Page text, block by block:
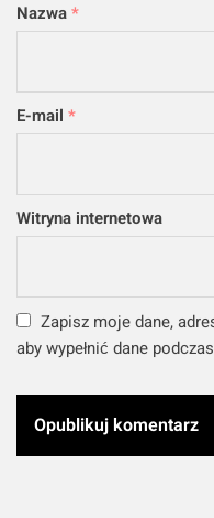
Nazwa*
E-mail *
Witryna internetowa
Zapisz moje dane,
aby wypełnić dane